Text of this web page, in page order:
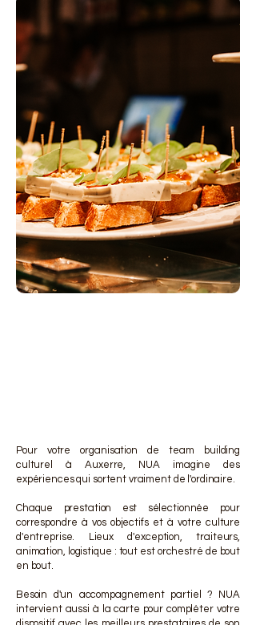
Pour votre organisation de team building
culturel à Auxerre, NUA imagine des
expériences qui sortent vraiment de l'ordinaire.
Chaque prestation est sélectionnée pour
correspondre à vos objectifs et à votre culture
d'entreprise. Lieux d'exception, traiteurs,
animation, logistique : tout est orchestré de bout
en bout.
Besoin d'un accompagnement partiel ? NUA
intervient aussi à la carte pour compléter votre